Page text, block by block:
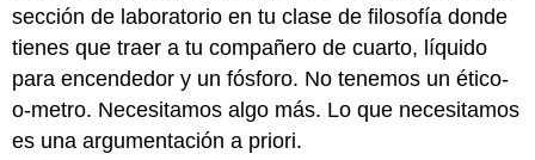
sección de laboratorio en tu clase de filosofía donde
tienes que traer a tu compañero de cuarto, líquido
para encendedor y un fósforo. No tenemos un ético-
o-metro. Necesitamos algo más. Lo que necesitamos
es una argumentación a priori.